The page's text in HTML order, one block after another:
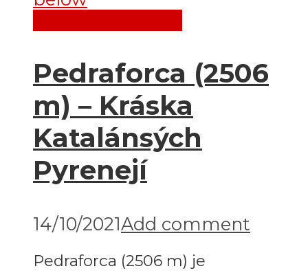
Pedraforca (2506
m) – Kráska
Katalánsých
Pyrenejí
14/10/2021Add comment
Pedraforca (2506 m) je